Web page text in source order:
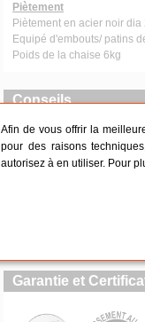
Piètement
Piètement en acier noir dia
Equipé d'embouts/ patins
Poids de la chaise 6kg
Conseils
Réception
Chaises pliantes et
Entretien du
Garantie et
Afin de vous offrir la
pour des raisons
autorisez à en utiliser. Pour